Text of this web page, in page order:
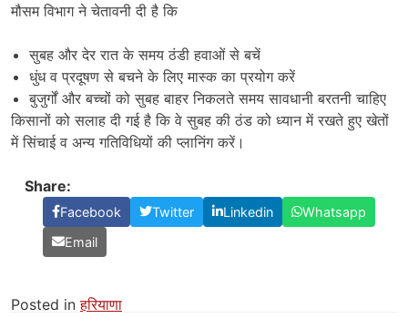
मौसम विभाग ने चेतावनी दी है कि
सुबह और देर रात के समय ठंडी हवाओं से बचें
धुंध व प्रदूषण से बचने के लिए मास्क का प्रयोग करें
बुजुर्गों और बच्चों को सुबह बाहर निकलते समय सावधानी बरतनी चाहिए
किसानों को सलाह दी गई है कि वे सुबह की ठंड को ध्यान में रखते हुए खेतों
में सिंचाई व अन्य गतिविधियों की प्लानिंग करें।
Share:
Facebook Twitter Linkedin
Whatsapp
Email
Posted inहरियाणा